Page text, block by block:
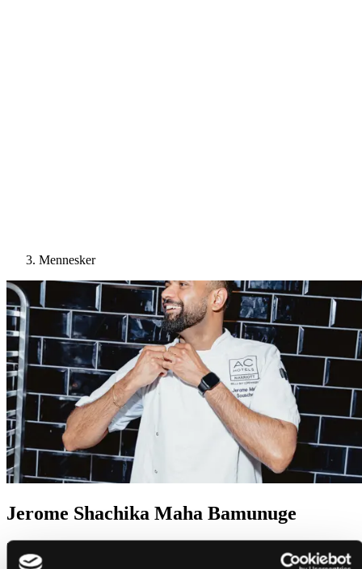
Mennesker
Jerome Shachika Maha Bamunuge
"Mine forældre ønskede, at jeg skulle være læge eller advokat."